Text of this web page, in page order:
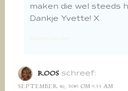
maken die wel steeds
Dankje Yvette! X
beantwoorden
ROOS schreef:
SEPTEMBER 16, 2019 OM 9:33 AM